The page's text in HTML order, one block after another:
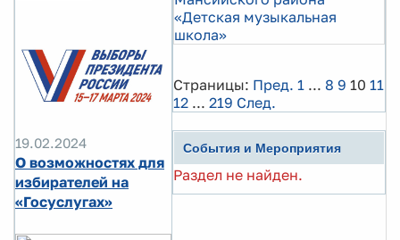
19.02.2024
О возможностях для
избирателей на
«Госуслугах»
«Детская музыкальная
школа»
Страницы: Пред. 1 ... 8 9 10 11
12 ... 219 След.
События и Мероприятия
Раздел не найден.